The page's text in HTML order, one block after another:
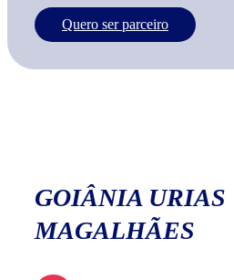
Quero ser parceiro
GOIÂNIA URIAS
MAGALHÃES